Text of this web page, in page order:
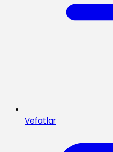
Vefatlar